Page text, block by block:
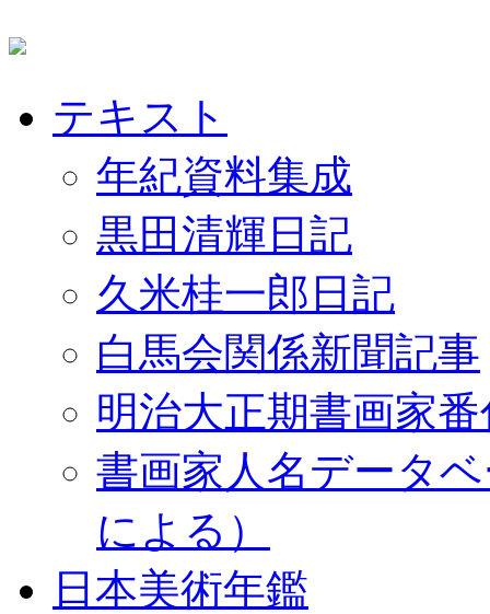
テキスト
年紀資料集成
黒田清輝日記
久米桂一郎日記
白馬会関係新聞記事
明治大正期書画家
書画家人名データ
による）
日本美術年鑑